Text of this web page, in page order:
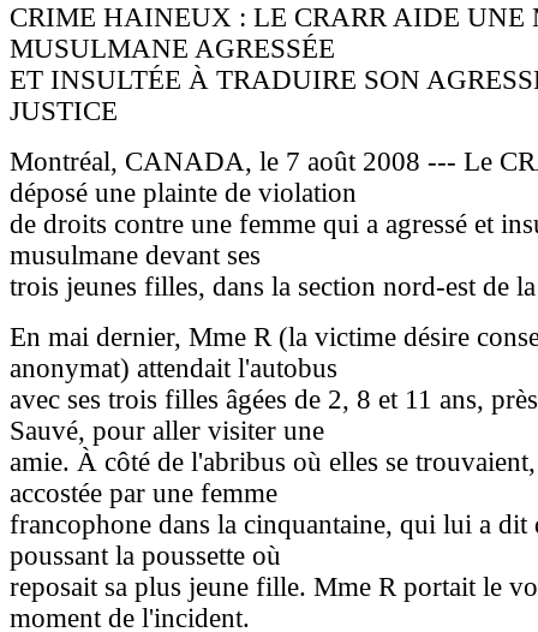
CRIME HAINEUX : LE CRARR AIDE UNE
MUSULMANE AGRESSÉE
ET INSULTÉE À TRADUIRE SON
JUSTICE
Montréal, CANADA, le 7 août 2008 --- Le
déposé une plainte de violation
de droits contre une femme qui a agressé et
musulmane devant ses
trois jeunes filles, dans la section nord-est de
En mai dernier, Mme R (la victime désire
anonymat) attendait l'autobus
avec ses trois filles âgées de 2, 8 et 11 ans,
Sauvé, pour aller visiter une
amie. À côté de l'abribus où elles se
accostée par une femme
francophone dans la cinquantaine, qui lui a dit
poussant la poussette où
reposait sa plus jeune fille. Mme R portait le
moment de l'incident.